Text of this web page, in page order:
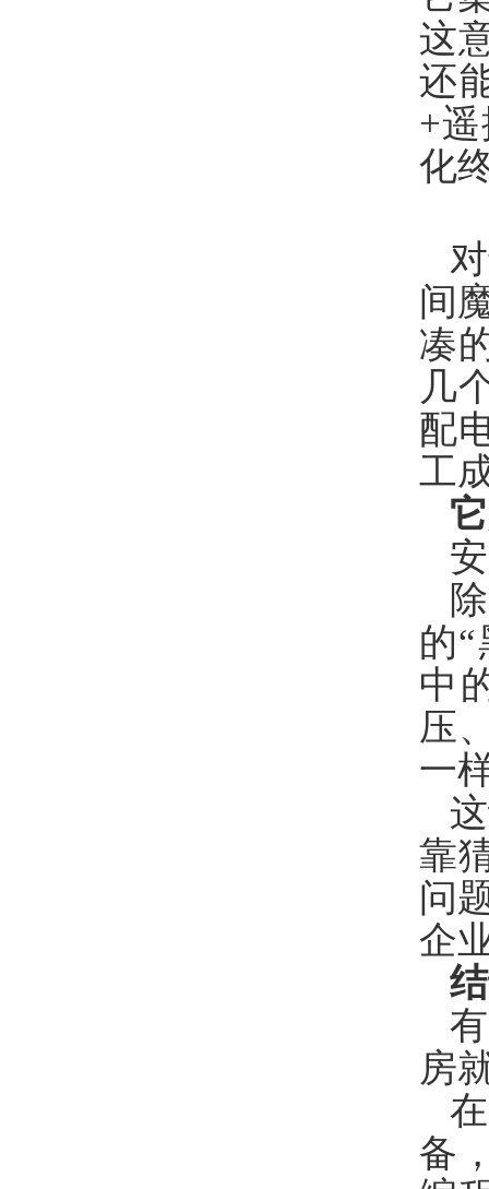
这
还
+
化
间
凑
几
配
工
的
中
压
一
靠
问
企
房
备